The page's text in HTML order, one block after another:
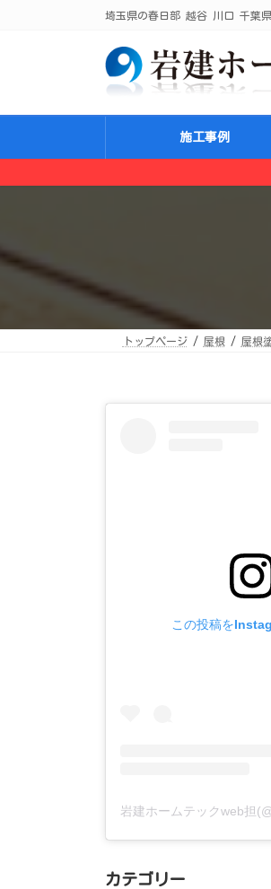
埼玉県の春日部 越谷 川口 千葉
施工事例
トップページ 屋根 屋根
この投稿を
カテゴリー